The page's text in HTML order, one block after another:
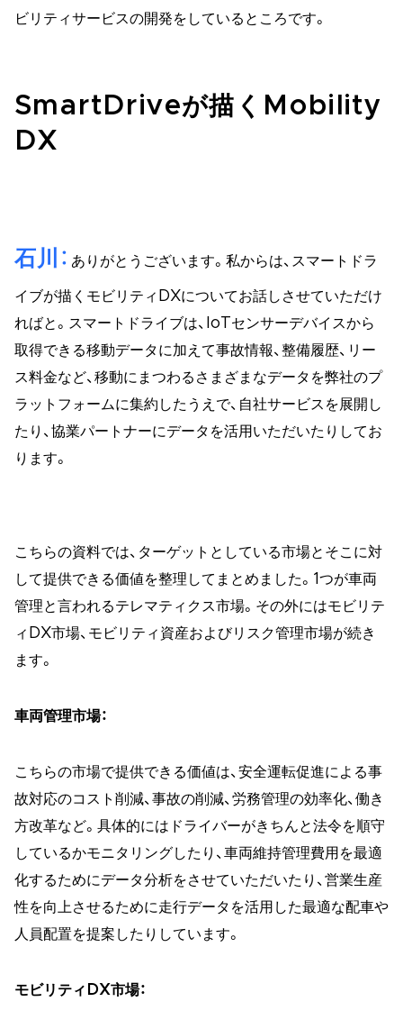
ビリティサービスの開発をしているところです。
SmartDriveが描くMobility
DX
石川 ありがとうございます。私からは、スマートドラ
イブが描くモビリティDXについてお話しさせていただけ
ればと。スマートドライブは、IoTセンサーデバイスから
取得できる移動データに加えて事故情報、整備履歴、リー
ス料金など、移動にまつわるさまざまなデータを弊社のプ
ラットフォームに集約したうえで、自社サービスを展開し
たり、協業パートナーにデータを活用いただいたりしてお
ります。
こちらの資料では、ターゲットとしている市場とそこに対
して提供できる価値を整理してまとめました。1つが車両
管理と言われるテレマティクス市場。その外にはモビリテ
ィDX市場、モビリティ資産およびリスク管理市場が続き
ます。
車両管理市場：
こちらの市場で提供できる価値は、安全運転促進による事
故対応のコスト削減、事故の削減、労務管理の効率化、働き
方改革など。具体的にはドライバーがきちんと法令を順守
しているかモニタリングしたり、車両維持管理費用を最適
化するためにデータ分析をさせていただいたり、営業生産
性を向上させるために走行データを活用した最適な配車や
人員配置を提案したりしています。
モビリティDX市場：